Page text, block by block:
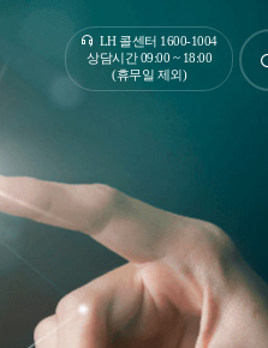
LH 콜센터 1600-1004
상담시간 09:00 ~ 18:00
(휴무일 제외)
통